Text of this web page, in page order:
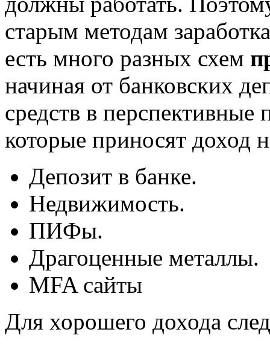
старым методам
есть много разных схем
начиная от банковских
средств в
которые приносят доход
Депозит в банке.
Недвижимость.
ПИФы.
Драгоценные металлы.
MFA сайты
Для хорошего дохода